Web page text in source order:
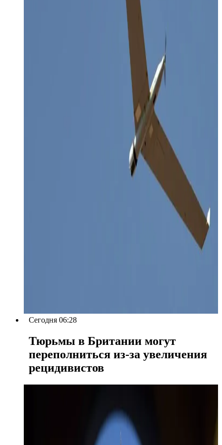
Сегодня 06:28
Тюрьмы в Британии могут
переполниться из-за увеличения
рецидивистов